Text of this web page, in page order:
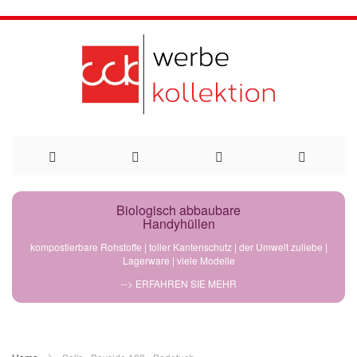
Direkt
Biologisch abbaubare
Handyhüllen
kompostierbare Rohstoffe | toller Kantenschutz | der Umwelt zuliebe |
Lagerware | viele Modelle
--> ERFAHREN SIE MEHR